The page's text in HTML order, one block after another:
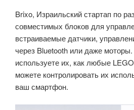
Brixo, Израильский стартап по
совместимых блоков для
встраиваемые датчики,
через Bluetooth или даже
используете их, как любые
можете контролировать их
ваш смартфон.